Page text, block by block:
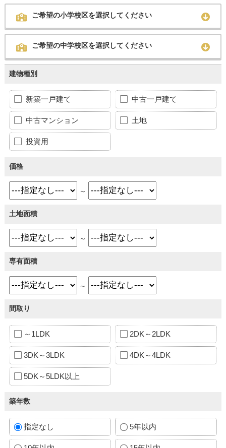
ご希望の小学校区を選択してください
ご希望の中学校区を選択してください
建物種別
新築一戸建て 中古一戸建て
中古マンション 土地
投資用
価格
～
土地面積
～
専有面積
～
間取り
～1LDK 2DK～2LDK
3DK～3LDK 4DK～4LDK
5DK～5LDK以上
築年数
指定なし 5年以内